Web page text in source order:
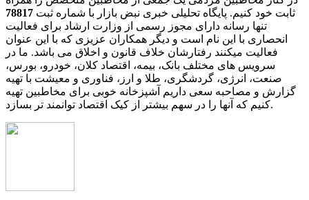
ثابت خود کنیم. پایگاه تحلیلی خبری نبض بازار با شماره ثبت 78817
تنها رسانه دارای مجوز رسمی از وزارت ارشاد برای فعالیت
انحصاری با این نام است و دیگر همکاران عزیزی که با این عنوان
فعالیت میکنند رفتارشان خلاف قانون و اخلاق می باشد. ما در
سرویس های مختلف بانک، بیمه، اقتصاد کلان، خودرو، بورس،
صنعت، انرژی، گردشگری، طلا و ارز، فناوری و معیشت با تهیه
گزارش و مصاحبه سعی داریم آشپزخانه خوبی برای مخاطبین تهیه
کنیم که آنها را در سهم بیشتر از کیک اقتصاد توانمند تر بسازد.